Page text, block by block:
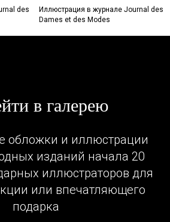
des
Иллюстрация в журнале Journal des
Dames et des Modes
в галерею
обложки и иллюстрации
изданий начала 20
иллюстраторов для
или впечатляющего
подарка